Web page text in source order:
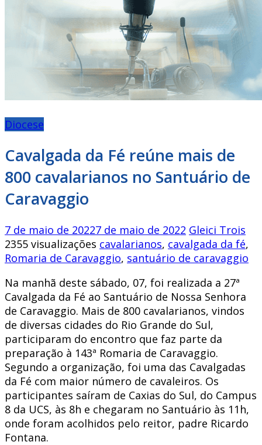
Diocese
Cavalgada da Fé reúne mais de
800 cavalarianos no Santuário de
Caravaggio
7 de maio de 20227 de maio de 2022 Gleici Trois
2355 visualizações cavalarianos, cavalgada da fé,
Romaria de Caravaggio, santuário de caravaggio
Na manhã deste sábado, 07, foi realizada a 27ª
Cavalgada da Fé ao Santuário de Nossa Senhora
de Caravaggio. Mais de 800 cavalarianos, vindos
de diversas cidades do Rio Grande do Sul,
participaram do encontro que faz parte da
preparação à 143ª Romaria de Caravaggio.
Segundo a organização, foi uma das Cavalgadas
da Fé com maior número de cavaleiros. Os
participantes saíram de Caxias do Sul, do Campus
8 da UCS, às 8h e chegaram no Santuário às 11h,
onde foram acolhidos pelo reitor, padre Ricardo
Fontana.